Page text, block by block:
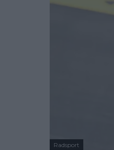
Radsport